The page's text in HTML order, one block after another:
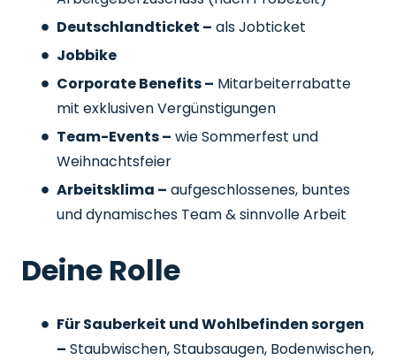
Deutschlandticket – als Jobticket
Jobbike
Corporate Benefits – Mitarbeiterrabatte
mit exklusiven Vergünstigungen
Team-Events – wie Sommerfest und
Weihnachtsfeier
Arbeitsklima – aufgeschlossenes, buntes
und dynamisches Team & sinnvolle Arbeit
Deine Rolle
Für Sauberkeit und Wohlbefinden sorgen
– Staubwischen, Staubsaugen, Bodenwischen,